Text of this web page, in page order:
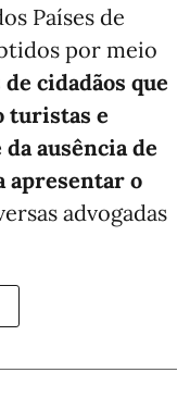
Países de
por meio
de cidadãos que
turistas e
ausência de
apresentar o
advogadas